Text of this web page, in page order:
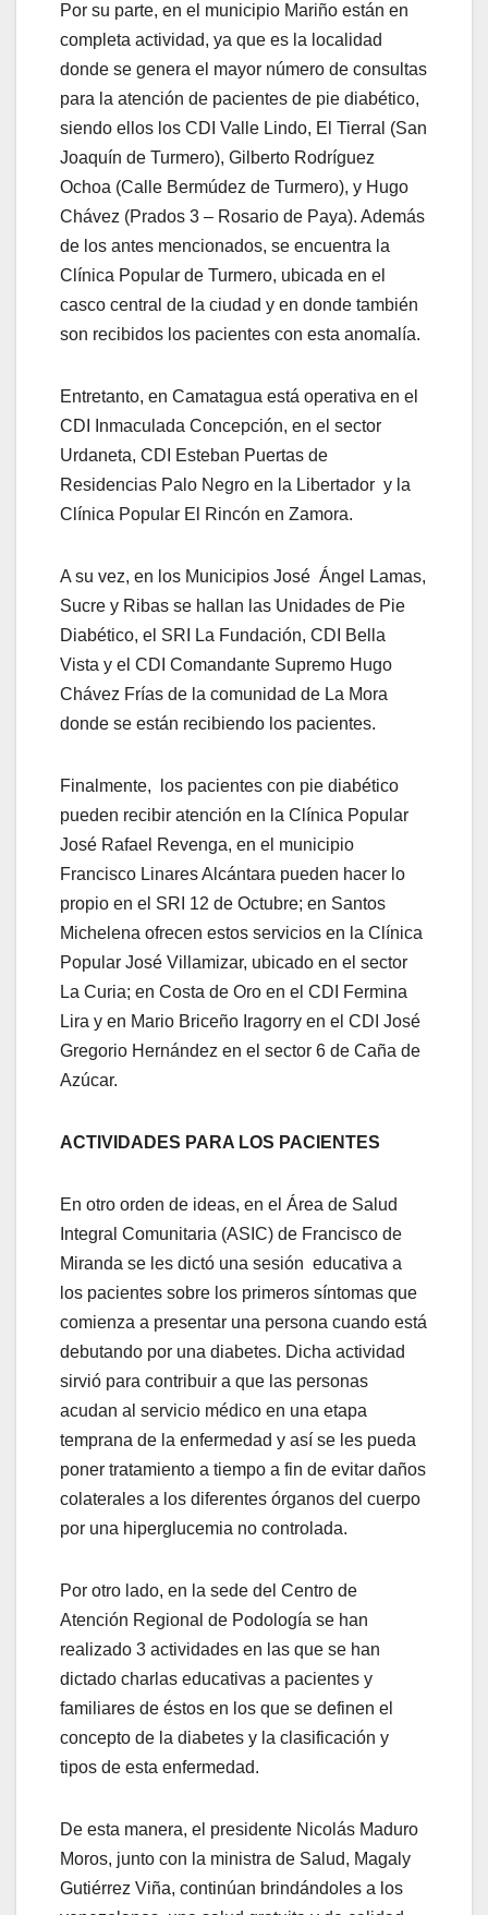
Por su parte, en el municipio Mariño están en
completa actividad, ya que es la localidad
donde se genera el mayor número de consultas
para la atención de pacientes de pie diabético,
siendo ellos los CDI Valle Lindo, El Tierral (San
Joaquín de Turmero), Gilberto Rodríguez
Ochoa (Calle Bermúdez de Turmero), y Hugo
Chávez (Prados 3 – Rosario de Paya). Además
de los antes mencionados, se encuentra la
Clínica Popular de Turmero, ubicada en el
casco central de la ciudad y en donde también
son recibidos los pacientes con esta anomalía.
Entretanto, en Camatagua está operativa en el
CDI Inmaculada Concepción, en el sector
Urdaneta, CDI Esteban Puertas de
Residencias Palo Negro en la Libertador y la
Clínica Popular El Rincón en Zamora.
A su vez, en los Municipios José Ángel Lamas,
Sucre y Ribas se hallan las Unidades de Pie
Diabético, el SRI La Fundación, CDI Bella
Vista y el CDI Comandante Supremo Hugo
Chávez Frías de la comunidad de La Mora
donde se están recibiendo los pacientes.
Finalmente, los pacientes con pie diabético
pueden recibir atención en la Clínica Popular
José Rafael Revenga, en el municipio
Francisco Linares Alcántara pueden hacer lo
propio en el SRI 12 de Octubre; en Santos
Michelena ofrecen estos servicios en la Clínica
Popular José Villamizar, ubicado en el sector
La Curia; en Costa de Oro en el CDI Fermina
Lira y en Mario Briceño Iragorry en el CDI José
Gregorio Hernández en el sector 6 de Caña de
Azúcar.
ACTIVIDADES PARA LOS PACIENTES
En otro orden de ideas, en el Área de Salud
Integral Comunitaria (ASIC) de Francisco de
Miranda se les dictó una sesión educativa a
los pacientes sobre los primeros síntomas que
comienza a presentar una persona cuando está
debutando por una diabetes. Dicha actividad
sirvió para contribuir a que las personas
acudan al servicio médico en una etapa
temprana de la enfermedad y así se les pueda
poner tratamiento a tiempo a fin de evitar daños
colaterales a los diferentes órganos del cuerpo
por una hiperglucemia no controlada.
Por otro lado, en la sede del Centro de
Atención Regional de Podología se han
realizado 3 actividades en las que se han
dictado charlas educativas a pacientes y
familiares de éstos en los que se definen el
concepto de la diabetes y la clasificación y
tipos de esta enfermedad.
De esta manera, el presidente Nicolás Maduro
Moros, junto con la ministra de Salud, Magaly
Gutiérrez Viña, continúan brindándoles a los